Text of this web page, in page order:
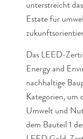
unterstreicht
Estate für
Das LEED-
Energy and
nachhaltige
Kategorien, um
Umwelt und
dem Bauteil 1